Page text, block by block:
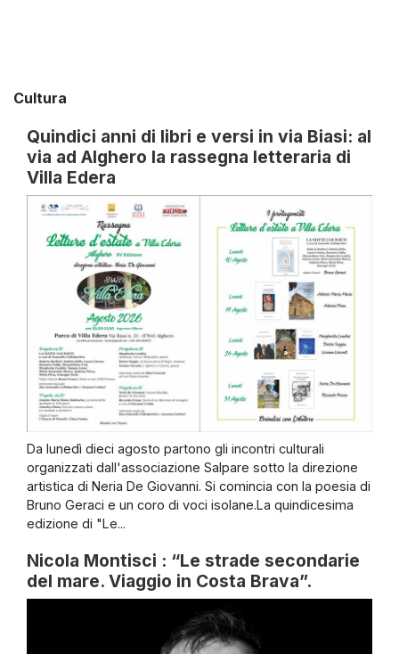
Cultura
Quindici anni di libri e versi in via Biasi: al
via ad Alghero la rassegna letteraria di
Villa Edera
Da lunedì dieci agosto partono gli incontri culturali
organizzati dall'associazione Salpare sotto la direzione
artistica di Neria De Giovanni. Si comincia con la poesia di
Bruno Geraci e un coro di voci isolane.La quindicesima
edizione di "Le...
Nicola Montisci : “Le strade secondarie
del mare. Viaggio in Costa Brava”.